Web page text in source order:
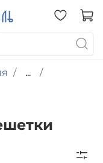
...